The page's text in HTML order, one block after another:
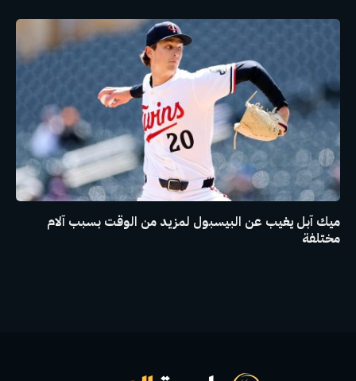
ميك آبل يغيب عن البيسبول لمزيد من الوقت بسبب آلام
مختلفة